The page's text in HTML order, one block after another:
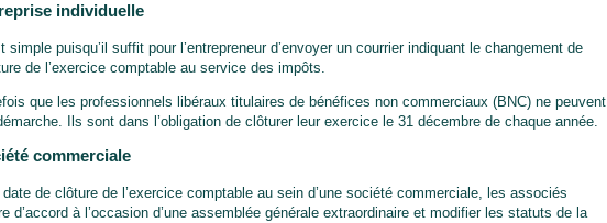
individuelle
simple puisqu’il suffit pour l’entrepreneur d’envoyer un courrier indiquant le changement de
de l’exercice comptable au service des impôts.
que les professionnels libéraux titulaires de bénéfices non commerciaux (BNC) ne peuvent
Ils sont dans l’obligation de clôturer leur exercice le 31 décembre de chaque année.
commerciale
de clôture de l’exercice comptable au sein d’une société commerciale, les associés
d’accord à l’occasion d’une assemblée générale extraordinaire et modifier les statuts de la